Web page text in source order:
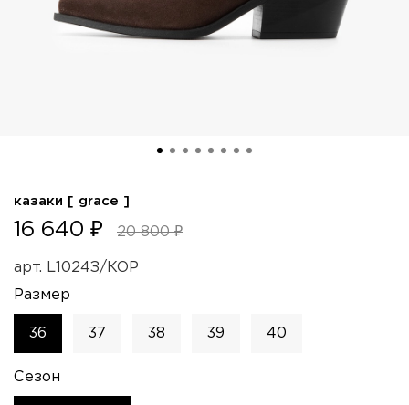
арт. L1024З/КОР
казаки [ grace ]
16 640 ₽ 20 800 ₽
Размер
36 37 38 39 40
Сезон